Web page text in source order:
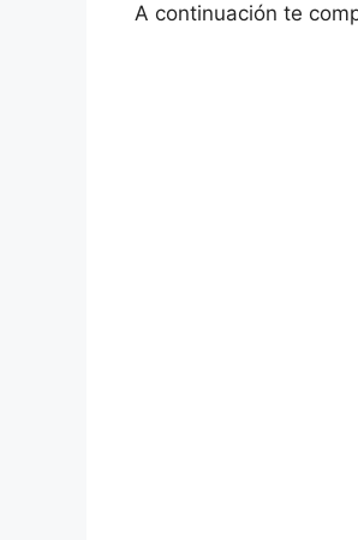
A continuación te